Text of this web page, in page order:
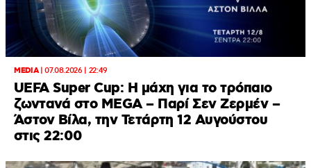
MEDIA|07.08.2026 | 22:49
UEFA Super Cup: Η μάχη για το τρόπαιο
ζωντανά στο MEGA – Παρί Σεν Ζερμέν –
Άστον Βίλα, την Τετάρτη 12 Αυγούστου
στις 22:00